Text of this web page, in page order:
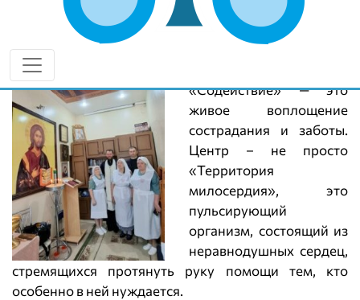
Кузнецкой епархии,
реализуемое через
Центр социальной
«Содействие» — это
живое воплощение
сострадания и заботы.
Центр – не просто
«Территория
милосердия», это
пульсирующий
организм, состоящий из
неравнодушных сердец,
стремящихся протянуть руку помощи тем, кто
особенно в ней нуждается.